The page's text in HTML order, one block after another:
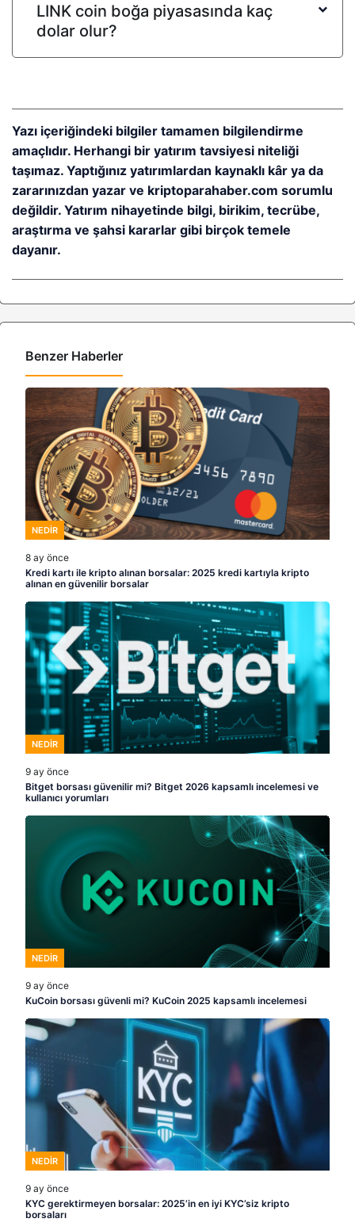
LINK coin boğa piyasasında kaç
dolar olur?
Yazı içeriğindeki bilgiler tamamen bilgilendirme
amaçlıdır. Herhangi bir yatırım tavsiyesi niteliği
taşımaz. Yaptığınız yatırımlardan kaynaklı kâr ya da
zararınızdan yazar ve kriptoparahaber.com sorumlu
değildir. Yatırım nihayetinde bilgi, birikim, tecrübe,
araştırma ve şahsi kararlar gibi birçok temele
dayanır.
Benzer Haberler
NEDIR
8 ay önce
Kredi kartı ile kripto alınan borsalar: 2025 kredi kartıyla kripto
alınan en güvenilir borsalar
NEDIR
9 ay önce
Bitget borsası güvenilir mi? Bitget 2026 kapsamlı incelemesi ve
kullanıcı yorumları
NEDIR
9 ay önce
KuCoin borsası güvenli mi? KuCoin 2025 kapsamlı incelemesi
NEDIR
9 ay önce
KYC gerektirmeyen borsalar: 2025’in en iyi KYC’siz kripto
borsaları